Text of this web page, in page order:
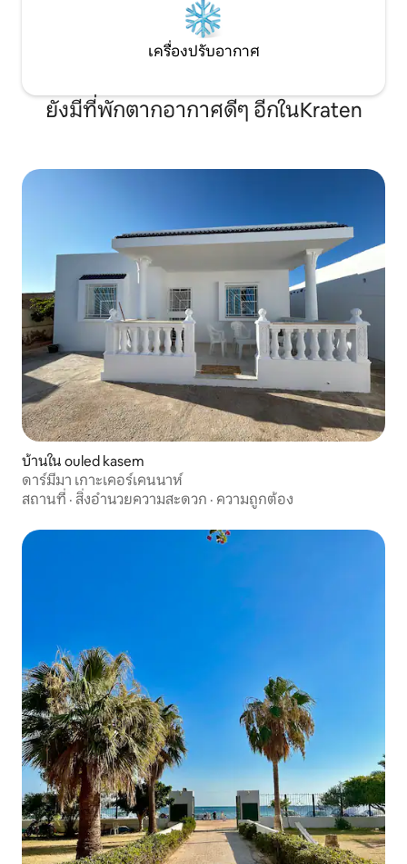
เครื่องปรับอากาศ
ยังมีที่พักตากอากาศดีๆ อีกในKraten
บ้านใน ouled kasem
ดาร์มีมา เกาะเคอร์เคนนาห์
สถานที่ · สิ่งอำนวยความสะดวก · ความถูกต้อง